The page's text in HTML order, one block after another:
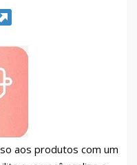
aos produtos com um